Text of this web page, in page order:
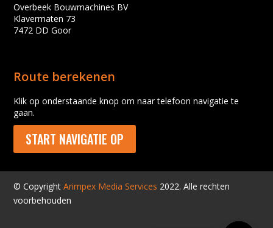
Overbeek Bouwmachines BV
Klavermaten 73
7472 DD Goor
Route berekenen
Klik op onderstaande knop om naar telefoon navigatie te
gaan.
START NAVIGATIE OP
© CopyrightArimpex Media Services 2022. Alle rechten
voorbehouden